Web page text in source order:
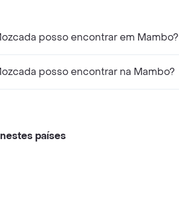
posso encontrar em Mambo?
posso encontrar na Mambo?
países